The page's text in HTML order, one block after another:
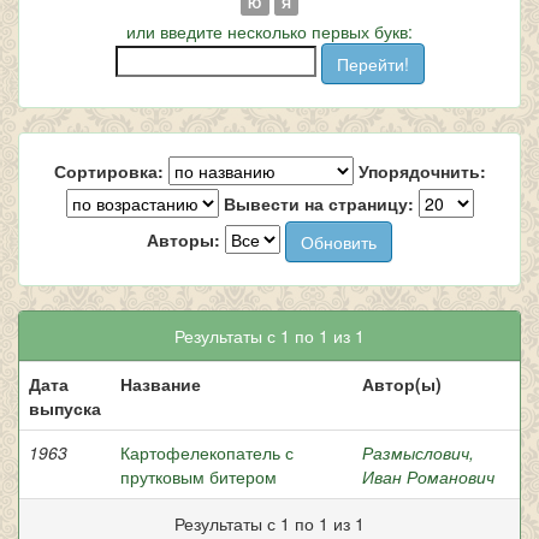
или введите несколько первых букв:
Сортировка:
Упорядочнить:
Вывести на страницу:
Авторы:
Результаты с 1 по 1 из 1
Дата
выпуска
Название Автор(ы)
1963
Картофелекопатель с
прутковым битером
Размыслович,
Иван Романович
Результаты с 1 по 1 из 1